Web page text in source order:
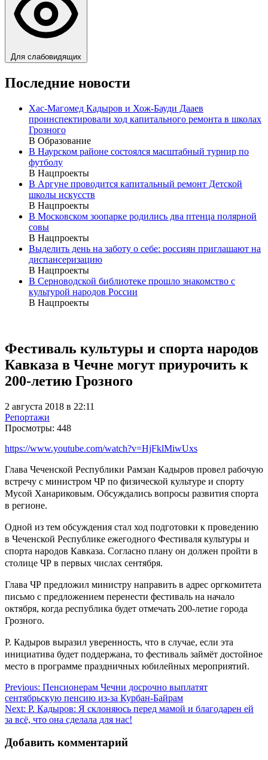
Для слабовидящих
Последние новости
Хас-Магомед Кадыров и Хож-Бауди Дааев
проинспектировали ход капитального ремонта в школах
Грозного
В Образование
В Наурском районе состоялся масштабный турнир по
футболу
В Нацпроекты
В Аргуне проводится капитальный ремонт Детской
школы искусств
В Нацпроекты
В Московском зоопарке родились два птенца полярной
совы
В Нацпроекты
Выделить день на заботу о себе: россиян приглашают на
диспансеризацию
В Нацпроекты
В Серноводской библиотеке прошло знакомство с
культурой народов России
В Нацпроекты
Фестиваль культуры и спорта народов
Кавказа в Чечне могут приурочить к
200-летию Грозного
2 августа 2018 в 22:11
Репортажи
Просмотры: 448
https://www.youtube.com/watch?v=HjFklMiwUxs
Глава Чеченской Республики Рамзан Кадыров провел рабочую
встречу с министром ЧР по физической культуре и спорту
Мусой Ханариковым. Обсуждались вопросы развития спорта
в регионе.
Одной из тем обсуждения стал ход подготовки к проведению
в Чеченской Республике ежегодного Фестиваля культуры и
спорта народов Кавказа. Согласно плану он должен пройти в
столице ЧР в первых числах сентября.
Глава ЧР предложил министру направить в адрес оргкомитета
письмо с предложением перенести фестиваль на начало
октября, когда республика будет отмечать 200-летие города
Грозного.
Р. Кадыров выразил уверенность, что в случае, если эта
инициатива будет поддержана, то фестиваль займёт достойное
место в программе праздничных юбилейных мероприятий.
Навигация
по
записям
Previous: Пенсионерам Чечни досрочно выплатят
сентябрьскую пенсию из-за Курбан-Байрам
Next: Р. Кадыров: Я склоняюсь перед мамой и благодарен ей
за всё, что она сделала для нас!
Добавить комментарий